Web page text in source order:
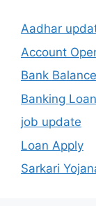
Aadhar
Account
Bank Balance
Banking Loan
job update
Loan Apply
Sarkari